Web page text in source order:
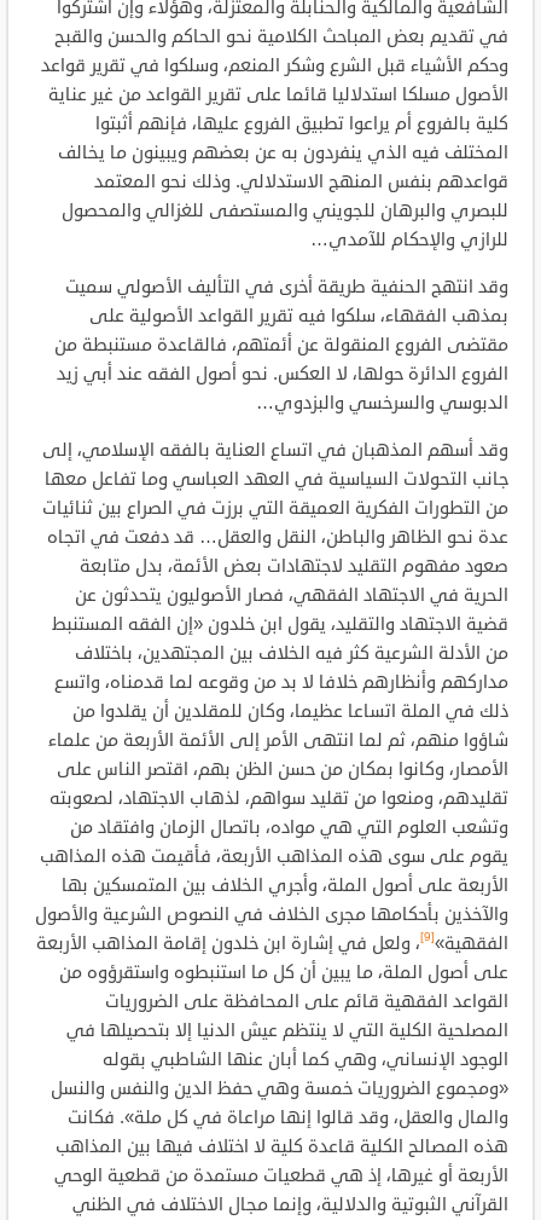
الشافعية والمالكية والحنابلة والمعتزلة، وهؤلاء وإن اشتركوا
في تقديم بعض المباحث الكلامية نحو الحاكم والحسن والقبح
وحكم الأشياء قبل الشرع وشكر المنعم، وسلكوا في تقرير قواعد
الأصول مسلكا استدلاليا قائما على تقرير القواعد من غير عناية
كلية بالفروع أم يراعوا تطبيق الفروع عليها، فإنهم أثبتوا
المختلف فيه الذي ينفردون به عن بعضهم ويبينون ما يخالف
قواعدهم بنفس المنهج الاستدلالي. وذلك نحو المعتمد
للبصري والبرهان للجويني والمستصفى للغزالي والمحصول
للرازي والإحكام للآمدي…
وقد انتهج الحنفية طريقة أخرى في التأليف الأصولي سميت
بمذهب الفقهاء، سلكوا فيه تقرير القواعد الأصولية على
مقتضى الفروع المنقولة عن أئمتهم، فالقاعدة مستنبطة من
الفروع الدائرة حولها، لا العكس. نحو أصول الفقه عند أبي زيد
الدبوسي والسرخسي والبزدوي…
وقد أسهم المذهبان في اتساع العناية بالفقه الإسلامي، إلى
جانب التحولات السياسية في العهد العباسي وما تفاعل معها
من التطورات الفكرية العميقة التي برزت في الصراع بين ثنائيات
عدة نحو الظاهر والباطن، النقل والعقل… قد دفعت في اتجاه
صعود مفهوم التقليد لاجتهادات بعض الأئمة، بدل متابعة
الحرية في الاجتهاد الفقهي، فصار الأصوليون يتحدثون عن
قضية الاجتهاد والتقليد، يقول ابن خلدون «إن الفقه المستنبط
من الأدلة الشرعية كثر فيه الخلاف بين المجتهدين، باختلاف
مداركهم وأنظارهم خلافا لا بد من وقوعه لما قدمناه، واتسع
ذلك في الملة اتساعا عظيما، وكان للمقلدين أن يقلدوا من
شاؤوا منهم، ثم لما انتهى الأمر إلى الأئمة الأربعة من علماء
الأمصار، وكانوا بمكان من حسن الظن بهم، اقتصر الناس على
تقليدهم، ومنعوا من تقليد سواهم، لذهاب الاجتهاد، لصعوبته
وتشعب العلوم التي هي مواده، باتصال الزمان وافتقاد من
يقوم على سوى هذه المذاهب الأربعة، فأقيمت هذه المذاهب
الأربعة على أصول الملة، وأجري الخلاف بين المتمسكين بها
والآخذين بأحكامها مجرى الخلاف في النصوص الشرعية والأصول
الفقهية»[9]
، ولعل في إشارة ابن خلدون إقامة المذاهب الأربعة
على أصول الملة، ما يبين أن كل ما استنبطوه واستقرؤوه من
القواعد الفقهية قائم على المحافظة على الضروريات
المصلحية الكلية التي لا ينتظم عيش الدنيا إلا بتحصيلها في
الوجود الإنساني، وهي كما أبان عنها الشاطبي بقوله
«ومجموع الضروريات خمسة وهي حفظ الدين والنفس والنسل
والمال والعقل، وقد قالوا إنها مراعاة في كل ملة». فكانت
هذه المصالح الكلية قاعدة كلية لا اختلاف فيها بين المذاهب
الأربعة أو غيرها، إذ هي قطعيات مستمدة من قطعية الوحي
القرآني الثبوتية والدلالية، وإنما مجال الاختلاف في الظني